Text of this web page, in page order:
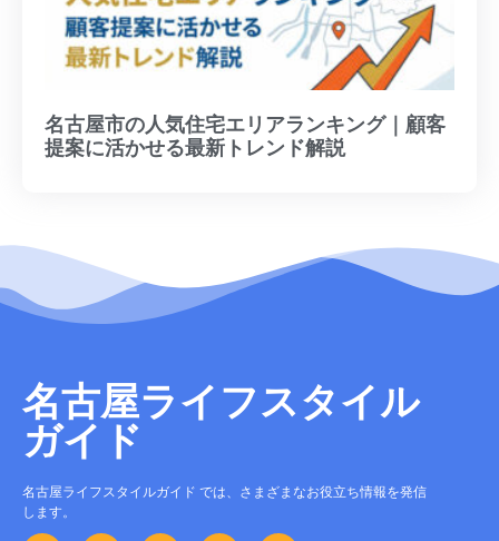
名古屋市の人気住宅エリアランキング｜顧客
提案に活かせる最新トレンド解説
名古屋ライフスタイル
ガイド
名古屋ライフスタイルガイド では、さまざまなお役立ち情報を発信
します。